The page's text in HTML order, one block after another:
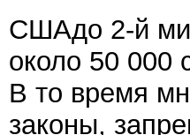
СШАдо 2-й
около 50 000
В то время
законы,